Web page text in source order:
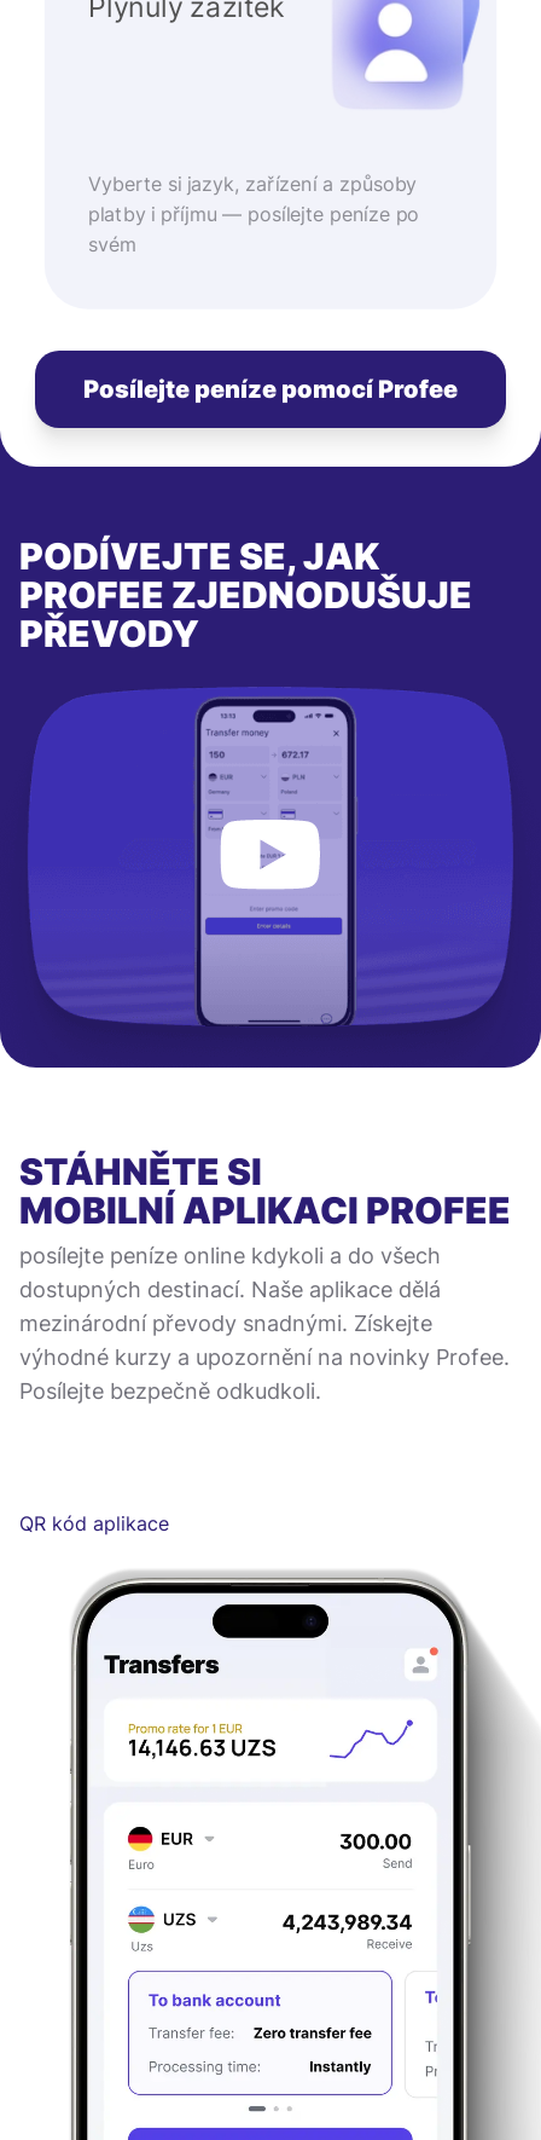
Plynulý zážitek
Vyberte si jazyk, zařízení a způsoby
platby i příjmu — posílejte peníze po
svém
Posílejte peníze pomocí Profee
PODÍVEJTE SE, JAK
PROFEE ZJEDNODUŠUJE
PŘEVODY
STÁHNĚTE SI
MOBILNÍ APLIKACI PROFEE
posílejte peníze online kdykoli a do všech
dostupných destinací. Naše aplikace dělá
mezinárodní převody snadnými. Získejte
výhodné kurzy a upozornění na novinky Profee.
Posílejte bezpečně odkudkoli.
QR kód aplikace